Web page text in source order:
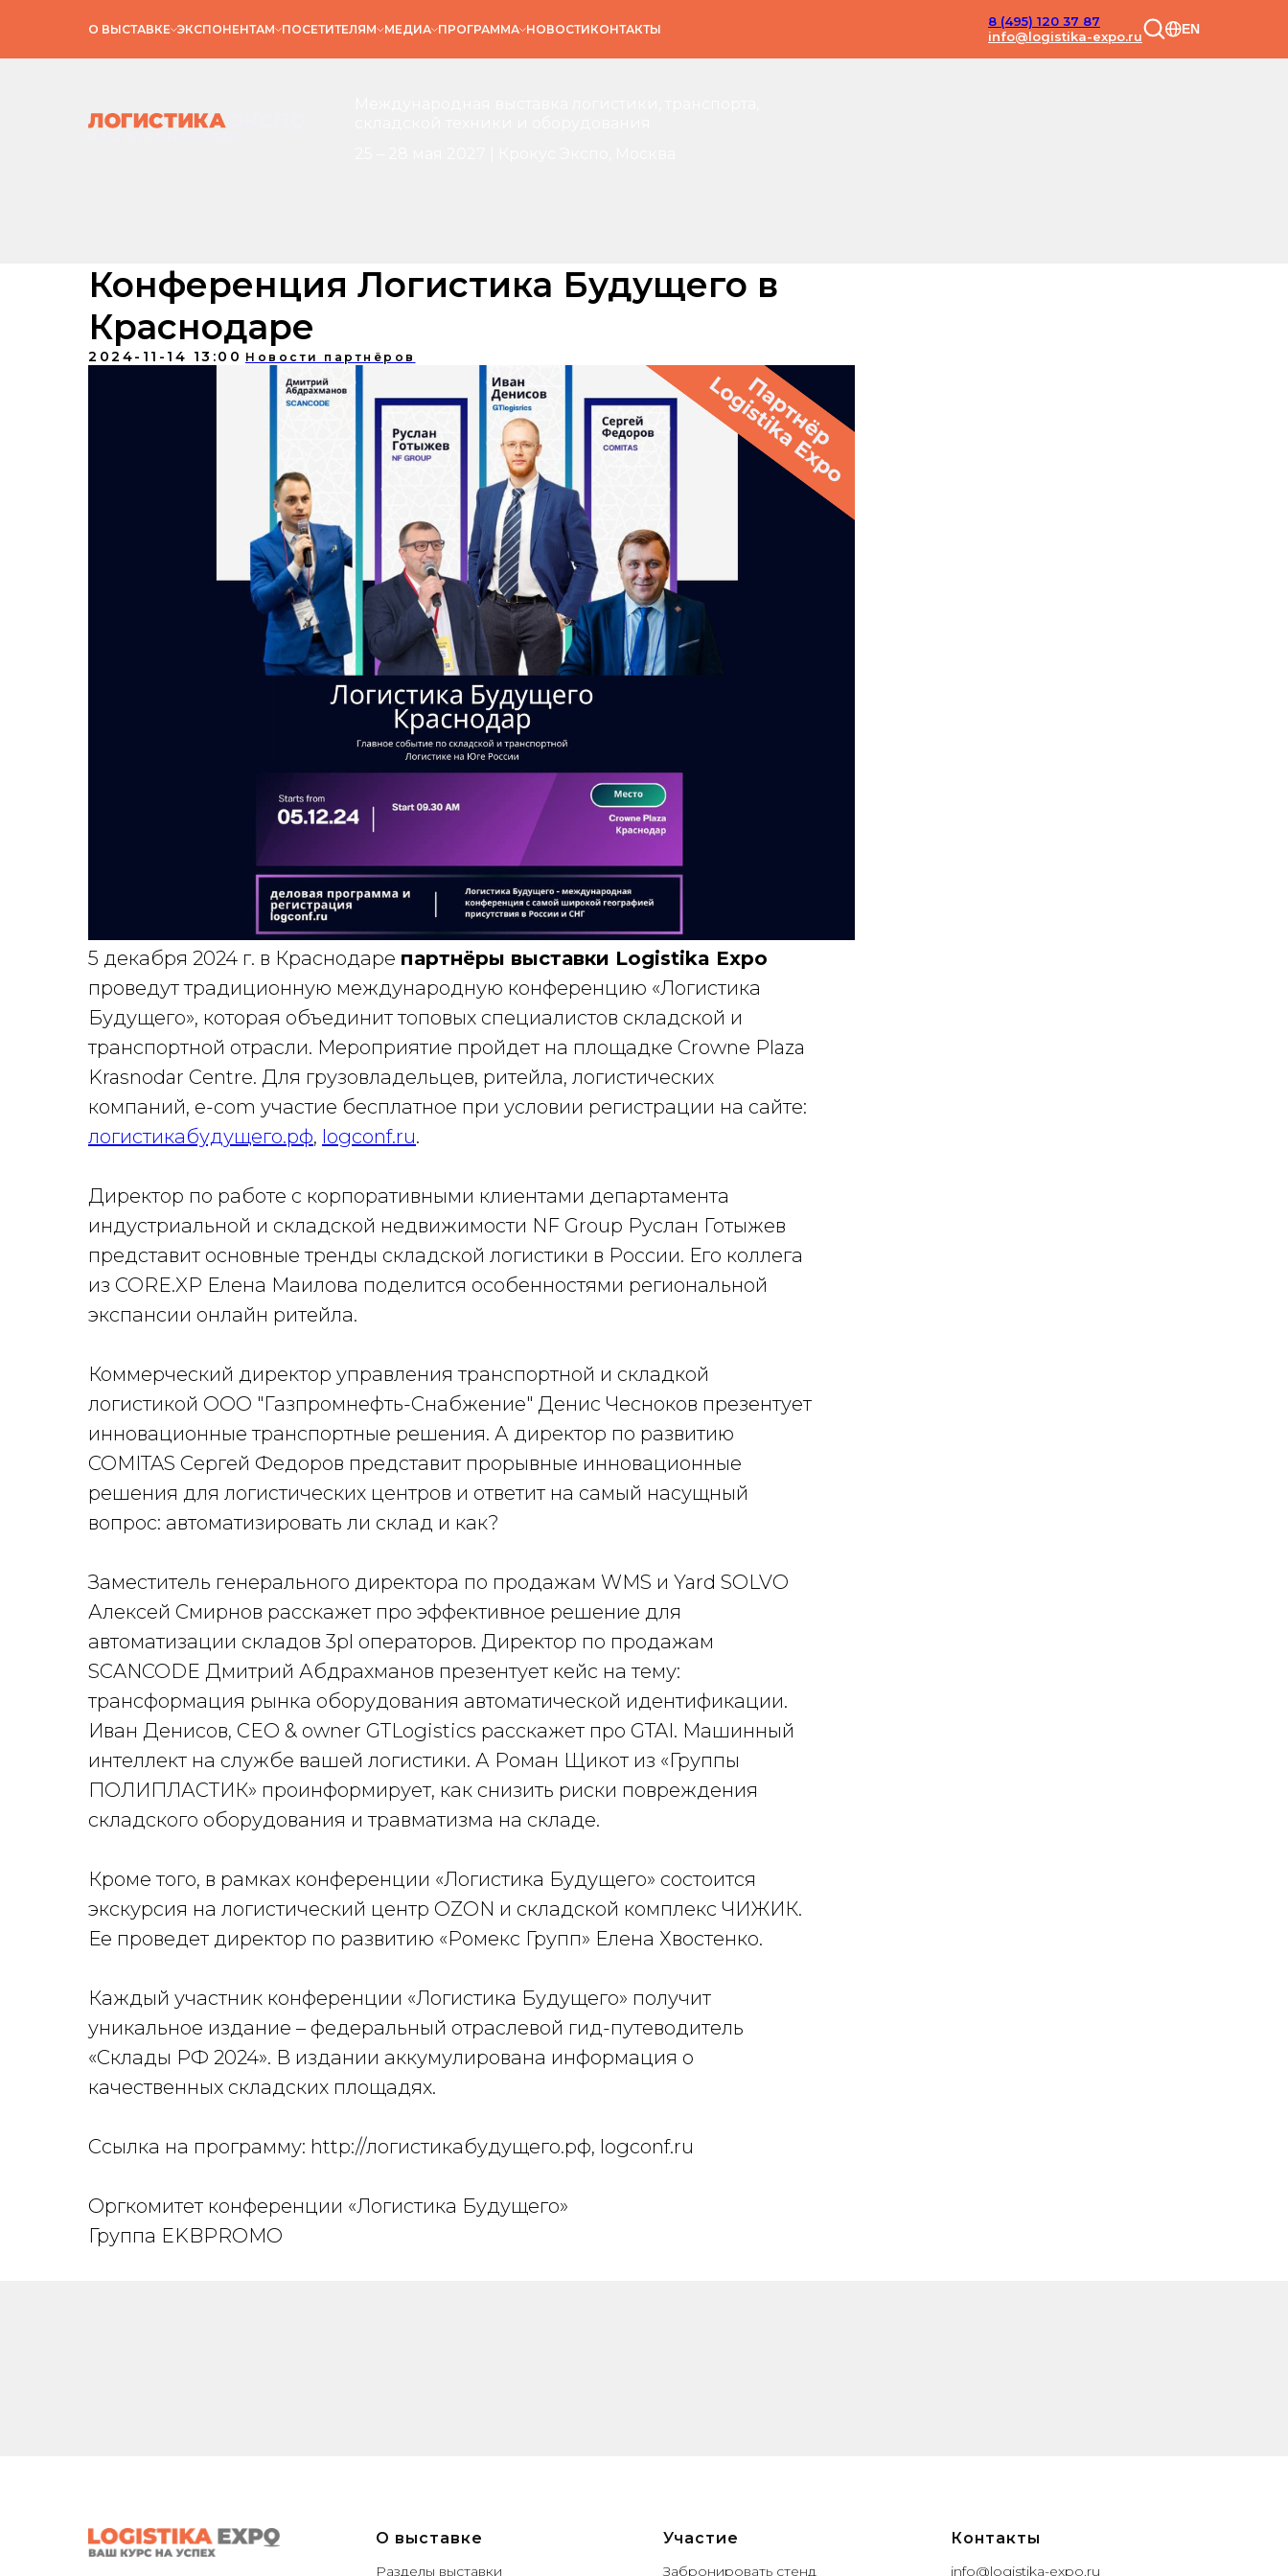
О ВЫСТАВКЕ ЭКСПОНЕНТАМ ПОСЕТИТЕЛЯМ МЕДИА ПРОГРАММА НОВОСТИКОНТАКТЫ
8 (495) 120 37 87
info@logistika-expo.ru
EN
Конференция Логистика Будущего в
Краснодаре
2024-11-14 13:00 Новости партнёров
5 декабря 2024 г. в Краснодаре партнёры выставки Logistika Expo
проведут традиционную международную конференцию «Логистика
Будущего», которая объединит топовых специалистов складской и
транспортной отрасли. Мероприятие пройдет на площадке Crowne Plaza
Krasnodar Centre. Для грузовладельцев, ритейла, логистических
компаний, e-com участие бесплатное при условии регистрации на сайте:
логистикабудущего.рф, logconf.ru.
Директор по работе с корпоративными клиентами департамента
индустриальной и складской недвижимости NF Group Руслан Готыжев
представит основные тренды складской логистики в России. Его коллега
из CORE.XP Елена Маилова поделится особенностями региональной
экспансии онлайн ритейла.
Коммерческий директор управления транспортной и складкой
логистикой ООО "Газпромнефть-Снабжение" Денис Чесноков презентует
инновационные транспортные решения. А директор по развитию
COMITAS Сергей Федоров представит прорывные инновационные
решения для логистических центров и ответит на самый насущный
вопрос: автоматизировать ли склад и как?
Заместитель генерального директора по продажам WMS и Yard SOLVO
Алексей Смирнов расскажет про эффективное решение для
автоматизации складов 3pl операторов. Директор по продажам
SCANCODE Дмитрий Абдрахманов презентует кейс на тему:
трансформация рынка оборудования автоматической идентификации.
Иван Денисов, CEO & owner GTLogistics расскажет про GTAI. Машинный
интеллект на службе вашей логистики. А Роман Щикот из «Группы
ПОЛИПЛАСТИК» проинформирует, как снизить риски повреждения
складского оборудования и травматизма на складе.
Кроме того, в рамках конференции «Логистика Будущего» состоится
экскурсия на логистический центр OZON и складской комплекс ЧИЖИК.
Ее проведет директор по развитию «Ромекс Групп» Елена Хвостенко.
Каждый участник конференции «Логистика Будущего» получит
уникальное издание – федеральный отраслевой гид-путеводитель
«Склады РФ 2024». В издании аккумулирована информация о
качественных складских площадях.
Ссылка на программу: http://логистикабудущего.рф, logconf.ru
Оргкомитет конференции «Логистика Будущего»
Группа EKBPROMO
О выставке
Разделы выставки
Участие
Забронировать стенд
Контакты
info@logistika-expo.ru